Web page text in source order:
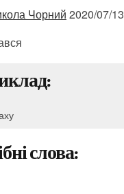
Чорний 2020/07/13
слова: